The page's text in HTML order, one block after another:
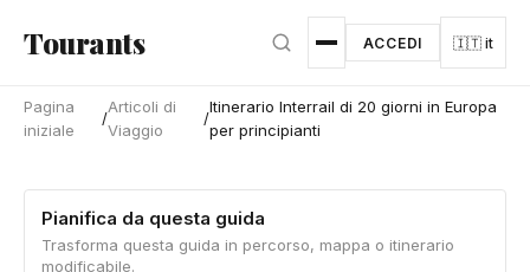
Tourants ACCEDI 🇮🇹 it
Pagina
iniziale
/
Articoli di
Viaggio
/
Itinerario Interrail di 20 giorni in Europa
per principianti
Pianifica da questa guida
Trasforma questa guida in percorso, mappa o itinerario
modificabile.